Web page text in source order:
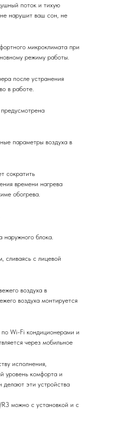
поток и тихую
нарушит ваш сон, не
микроклимата при
режиму работы.
после устранения
в работе.
параметры воздуха в
сократить
времени нагрева
обогрева.
блока.
сливаясь с лицевой
воздуха в
воздуха монтируется
по Wi-Fi кондиционерами и
через мобильное
исполнения,
уровень комфорта и
делают эти устройства
можно с установкой и с